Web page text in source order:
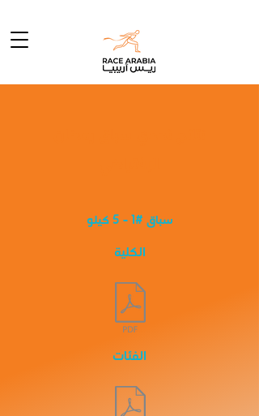
سباق #1 - 5 كيلو
الكلية
الفئات